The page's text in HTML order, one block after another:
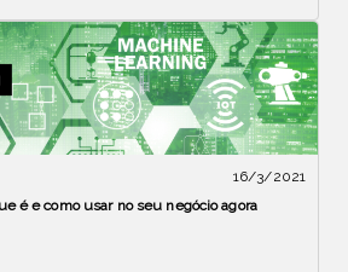
16/3/2021
é e como usar no seu negócio agora